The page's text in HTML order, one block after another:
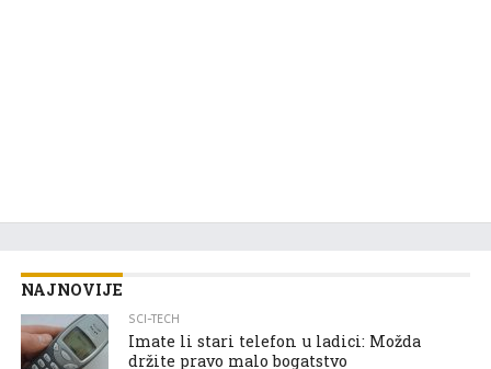
NAJNOVIJE
SCI-TECH
Imate li stari telefon u ladici: Možda
držite pravo malo bogatstvo